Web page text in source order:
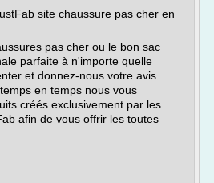
site chaussure pas cher en
pas cher ou le bon sac
parfaite à n'importe quelle
et donnez-nous votre avis
en temps nous vous
créés exclusivement par les
afin de vous offrir les toutes